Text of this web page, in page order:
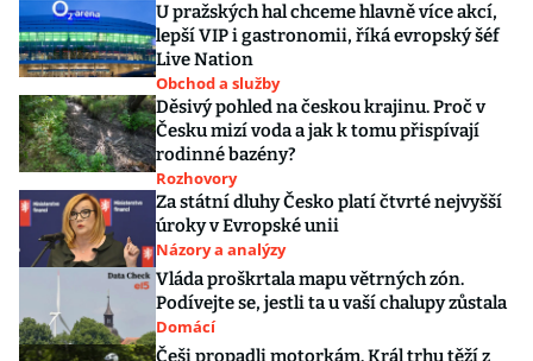
U pražských hal chceme hlavně více akcí,
lepší VIP i gastronomii, říká evropský šéf
Live Nation
Obchod a služby
Děsivý pohled na českou krajinu. Proč v
Česku mizí voda a jak k tomu přispívají
rodinné bazény?
Rozhovory
Za státní dluhy Česko platí čtvrté nejvyšší
úroky v Evropské unii
Názory a analýzy
Vláda proškrtala mapu větrných zón.
Podívejte se, jestli ta u vaší chalupy zůstala
Domácí
Češi propadli motorkám. Král trhu těží z